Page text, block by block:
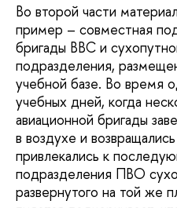
Во второй части
пример – совместная
бригады ВВС и
подразделения,
учебной базе. Во время
учебных дней, когда
авиационной бригады
в воздухе и
привлекались к
подразделения ПВО
развернутого на той же